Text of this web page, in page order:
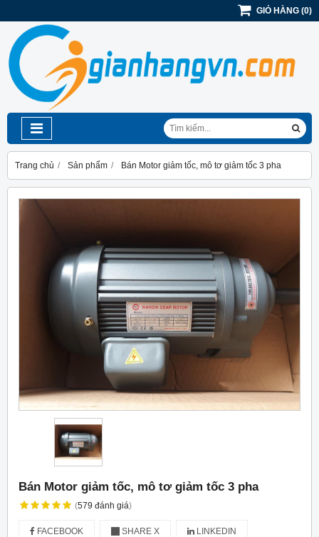
GIỎ HÀNG (0)
Trang chủ Sản phẩm Bán Motor giảm tốc, mô tơ giảm tốc 3 pha
Bán Motor giảm tốc, mô tơ giảm tốc 3 pha
(579 đánh giá)
FACEBOOK SHARE X LINKEDIN